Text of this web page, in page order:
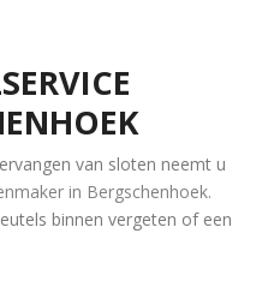
van sloten neemt u
in Bergschenhoek.
binnen vergeten of een